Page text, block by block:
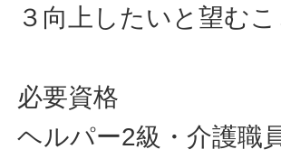
３向上したいと望む
必要資格
ヘルパー2級・介護職